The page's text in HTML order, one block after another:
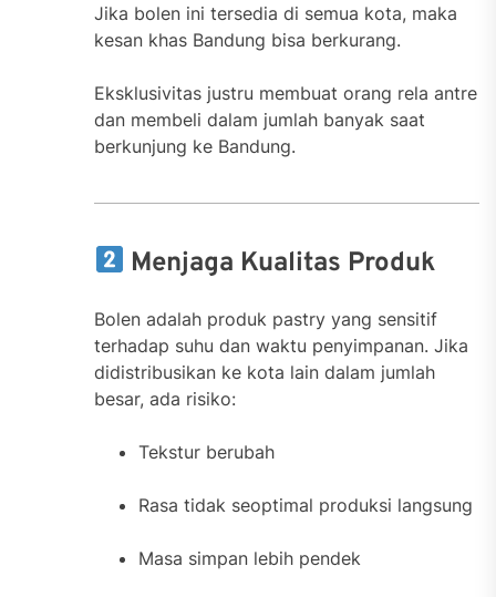
Jika bolen ini tersedia di semua kota, maka
kesan khas Bandung bisa berkurang.
Eksklusivitas justru membuat orang rela antre
dan membeli dalam jumlah banyak saat
berkunjung ke Bandung.
Menjaga Kualitas Produk
Bolen adalah produk pastry yang sensitif
terhadap suhu dan waktu penyimpanan. Jika
didistribusikan ke kota lain dalam jumlah
besar, ada risiko:
Tekstur berubah
Rasa tidak seoptimal produksi langsung
Masa simpan lebih pendek